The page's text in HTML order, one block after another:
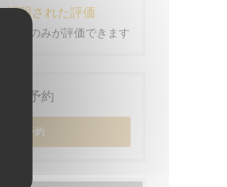
証明された評価
客様のみが評価できます
ご予約
予約